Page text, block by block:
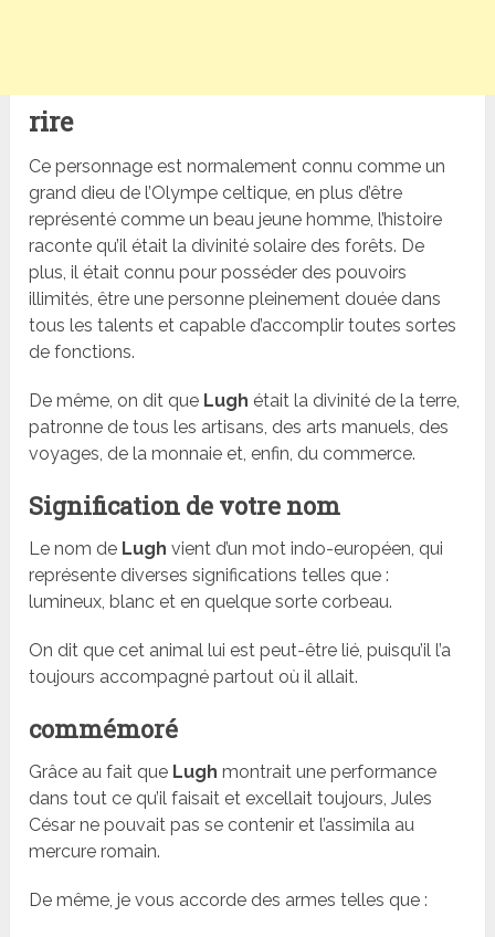
rire
Ce personnage est normalement connu comme un
grand dieu de l’Olympe celtique, en plus d’être
représenté comme un beau jeune homme, l’histoire
raconte qu’il était la divinité solaire des forêts. De
plus, il était connu pour posséder des pouvoirs
illimités, être une personne pleinement douée dans
tous les talents et capable d’accomplir toutes sortes
de fonctions.
De même, on dit que Lugh était la divinité de la terre,
patronne de tous les artisans, des arts manuels, des
voyages, de la monnaie et, enfin, du commerce.
Signification de votre nom
Le nom de Lugh vient d’un mot indo-européen, qui
représente diverses significations telles que :
lumineux, blanc et en quelque sorte corbeau.
On dit que cet animal lui est peut-être lié, puisqu’il l’a
toujours accompagné partout où il allait.
commémoré
Grâce au fait que Lugh montrait une performance
dans tout ce qu’il faisait et excellait toujours, Jules
César ne pouvait pas se contenir et l’assimila au
mercure romain.
De même, je vous accorde des armes telles que :